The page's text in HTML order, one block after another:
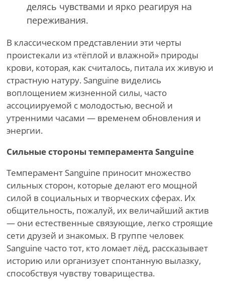
делясь чувствами и ярко реагируя на
переживания.
В классическом представлении эти черты
проистекали из «тёплой и влажной» природы
крови, которая, как считалось, питала их живую и
страстную натуру. Sanguine виделись
воплощением жизненной силы, часто
ассоциируемой с молодостью, весной и
утренними часами — временем обновления и
энергии.
Сильные стороны темперамента Sanguine
Темперамент Sanguine приносит множество
сильных сторон, которые делают его мощной
силой в социальных и творческих сферах. Их
общительность, пожалуй, их величайший актив
— они естественные связующие, легко строящие
сети друзей и знакомых. В группе человек
Sanguine часто тот, кто ломает лёд, рассказывает
историю или организует спонтанную вылазку,
способствуя чувству товарищества.